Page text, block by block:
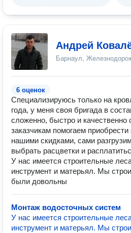
Андрей
Барнаул,
6 оценок
Специализируюсь только на
года, у меня своя бригада в
сложенно, быстро и качественно
заказчикам помогаем
нашими скидками, сами
выбрать расцветки и
У нас имеется строительные
инструмент и матерьял. Мы
были довольны
Монтаж водосточных систем
У нас имеется строительные
инструмент и матерьял. Мы